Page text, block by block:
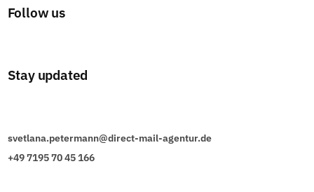
Follow us
Stay updated
svetlana.petermann@direct-mail-agentur.de
+49 7195 70 45 166